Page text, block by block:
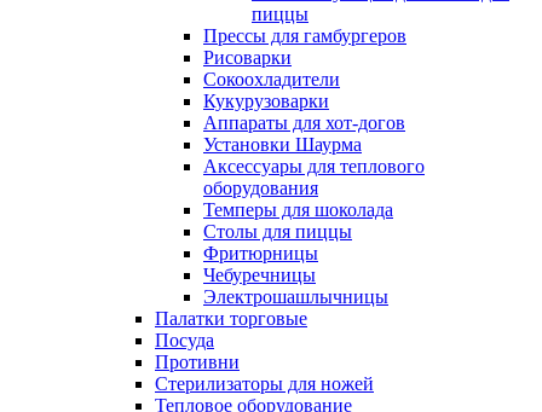
пиццы
Прессы для гамбургеров
Рисоварки
Сокоохладители
Кукурузоварки
Аппараты для хот-догов
Установки Шаурма
Аксессуары для теплового
оборудования
Темперы для шоколада
Столы для пиццы
Фритюрницы
Чебуречницы
Электрошашлычницы
Палатки торговые
Посуда
Противни
Стерилизаторы для ножей
Тепловое оборудование